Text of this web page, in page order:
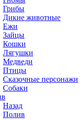
Грибы
Дикие животные
Ежи
Зайцы
Кошки
Лягушки
Медведи
Птицы
Сказочные персонажи
Собаки
Назад
Полив